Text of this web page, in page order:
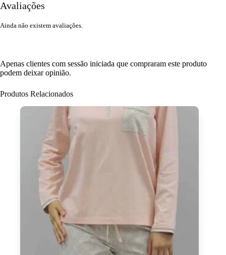
Avaliações
Ainda não existem avaliações.
Apenas clientes com sessão iniciada que compraram este produto
podem deixar opinião.
Produtos Relacionados